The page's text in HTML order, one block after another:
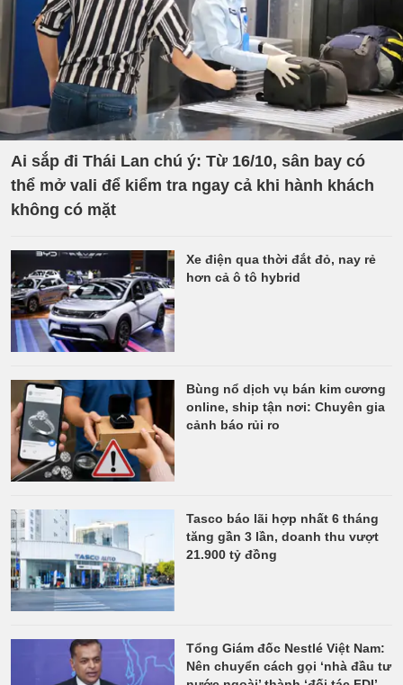
Ai sắp đi Thái Lan chú ý: Từ 16/10, sân bay có
thể mở vali để kiểm tra ngay cả khi hành khách
không có mặt
Xe điện qua thời đắt đỏ, nay rẻ
hơn cả ô tô hybrid
Bùng nổ dịch vụ bán kim cương
online, ship tận nơi: Chuyên gia
cảnh báo rủi ro
Tasco báo lãi hợp nhất 6 tháng
tăng gần 3 lần, doanh thu vượt
21.900 tỷ đồng
Tổng Giám đốc Nestlé Việt Nam:
Nên chuyển cách gọi ‘nhà đầu tư